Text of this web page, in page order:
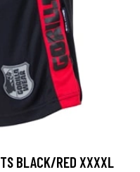
BLACK/RED XXXXL